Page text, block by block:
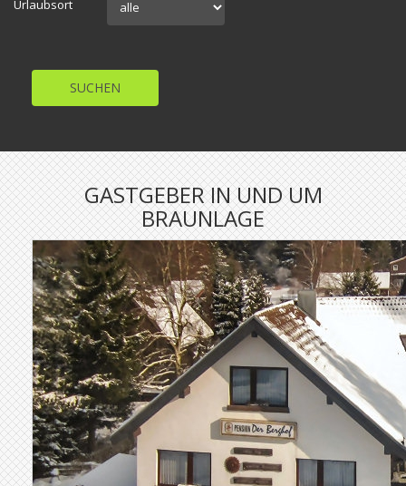
Urlaubsort
GASTGEBER IN UND UM
BRAUNLAGE